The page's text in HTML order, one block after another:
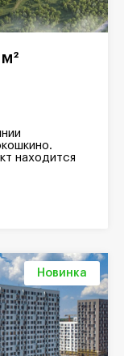
находится
Новинка